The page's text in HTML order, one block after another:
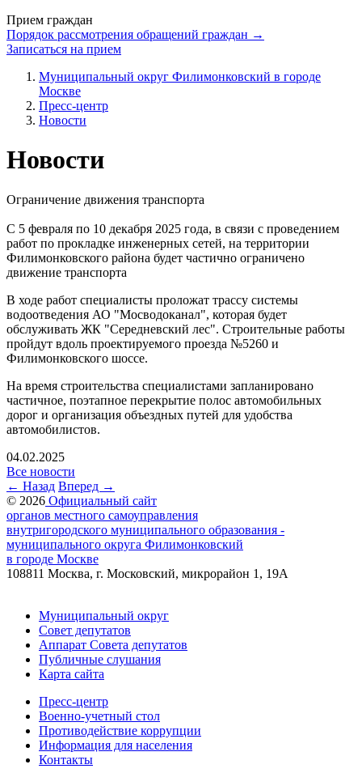
Прием граждан
Порядок рассмотрения обращений граждан →
Записаться на прием
Муниципальный округ Филимонковский в городе
Москве
Пресс-центр
Новости
Новости
Ограничение движения транспорта
С 5 февраля по 10 декабря 2025 года, в связи с проведением
работ по прокладке инженерных сетей, на территории
Филимонковского района будет частично ограничено
движение транспорта
В ходе работ специалисты проложат трассу системы
водоотведения АО "Мосводоканал", которая будет
обслуживать ЖК "Середневский лес". Строительные работы
пройдут вдоль проектируемого проезда №5260 и
Филимонковского шоссе.
На время строительства специалистами запланировано
частичное, поэтапное перекрытие полос автомобильных
дорог и организация объездных путей для удобства
автомобилистов.
04.02.2025
Все новости
← Назад Вперед →
© 2026 Официальный сайт
органов местного самоуправления
внутригородского муниципального образования -
муниципального округа Филимонковский
в городе Москве
108811 Москва, г. Московский, микрорайон 1, 19А
Муниципальный округ
Совет депутатов
Аппарат Совета депутатов
Публичные слушания
Карта сайта
Пресс-центр
Военно-учетный стол
Противодействие коррупции
Информация для населения
Контакты